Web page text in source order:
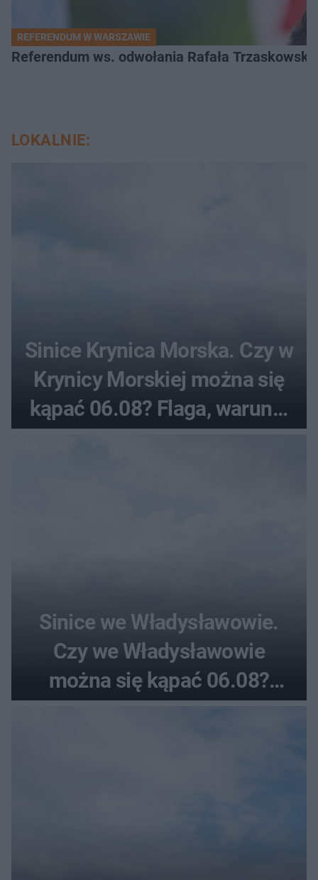
REFERENDUM W WARSZAWIE
Referendum ws. odwołania Rafała
LOKALNIE:
Sinice Krynica Morska. Czy w
Krynicy Morskiej można się
kąpać 06.08? Flaga, warunki
pogodowe
Sinice we Władysławowie.
Czy we Władysławowie
można się kąpać 06.08?
Flaga, warunki pogodowe